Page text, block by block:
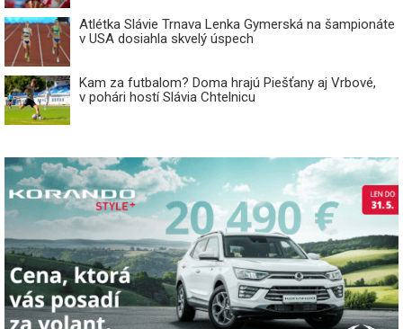
Atlétka Slávie Trnava Lenka Gymerská na šampionáte
v USA dosiahla skvelý úspech
Kam za futbalom? Doma hrajú Piešťany aj Vrbové,
v pohári hostí Slávia Chtelnicu